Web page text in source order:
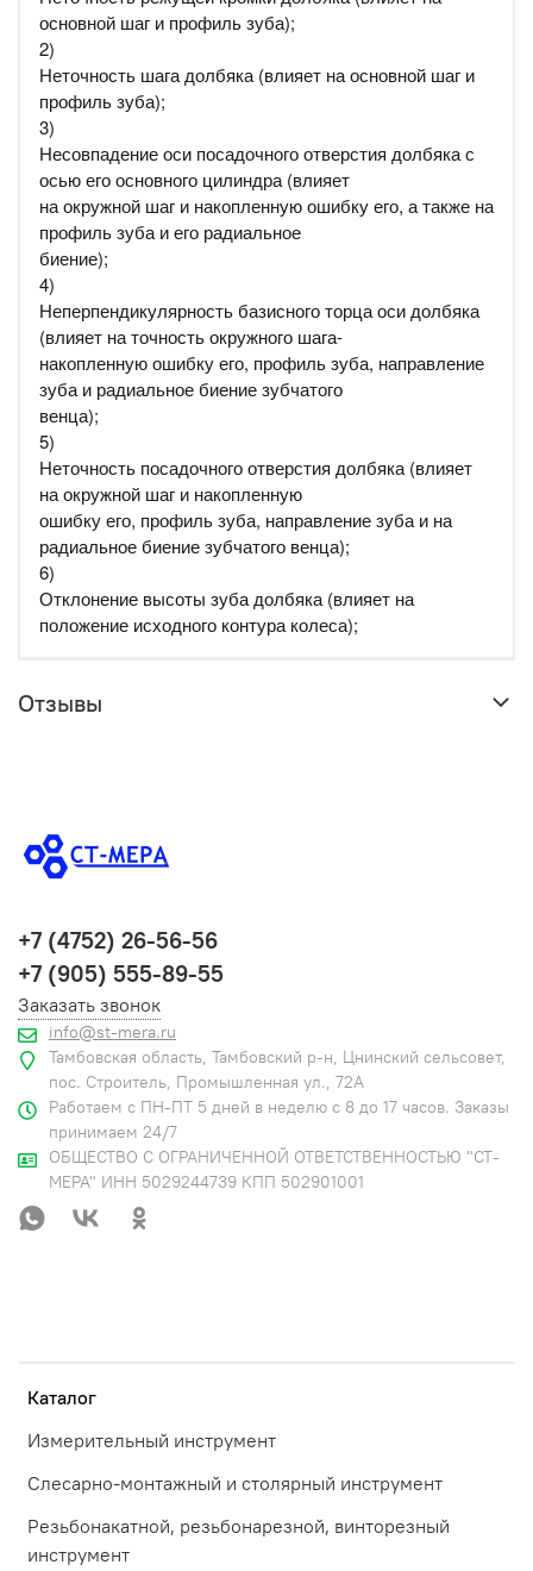
основной шаг и профиль зуба);
2)
Неточность шага долбяка (влияет на основной шаг и
профиль зуба);
3)
Несовпадение оси посадочного отверстия долбяка с
осью его основного цилиндра (влияет
на окружной шаг и накопленную ошибку его, а также на
профиль зуба и его радиальное
биение);
4)
Неперпендикулярность базисного торца оси долбяка
(влияет на точность окружного шага-
накопленную ошибку его, профиль зуба, направление
зуба и радиальное биение зубчатого
венца);
5)
Неточность посадочного отверстия долбяка (влияет
на окружной шаг и накопленную
ошибку его, профиль зуба, направление зуба и на
радиальное биение зубчатого венца);
6)
Отклонение высоты зуба долбяка (влияет на
положение исходного контура колеса);
Отзывы
Каталог
Измерительный инструмент
Слесарно-монтажный и столярный инструмент
Резьбонакатной, резьбонарезной, винторезный
инструмент
+7 (4752) 26-56-56
+7 (905) 555-89-55
Заказать звонок
info@st-mera.ru
Тамбовская область, Тамбовский р-н, Цнинский сельсовет,
пос. Строитель, Промышленная ул., 72А
Работаем с ПН-ПТ 5 дней в неделю с 8 до 17 часов. Заказы
принимаем 24/7
ОБЩЕСТВО С ОГРАНИЧЕННОЙ ОТВЕТСТВЕННОСТЬЮ "СТ-
МЕРА" ИНН 5029244739 КПП 502901001